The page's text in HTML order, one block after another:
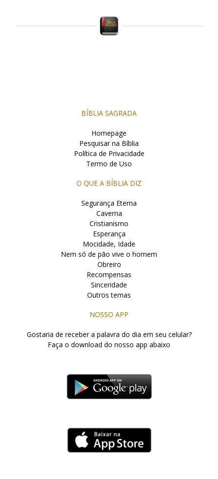
BÍBLIA SAGRADA
Homepage
Pesquisar na Bíblia
Política de Privacidade
Termo de Uso
O QUE A BÍBLIA DIZ
Segurança Eterna
Caverna
Cristianismo
Esperança
Mocidade, Idade
Nem só de pão vive o homem
Obreiro
Recompensas
Sinceridade
Outros temas
NOSSO APP
Gostaria de receber a palavra do dia em seu celular?
Faça o download do nosso app abaixo